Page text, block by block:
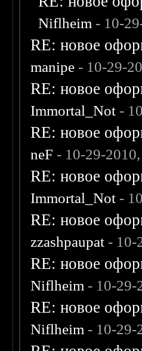
Niflheim - 10-
RE: новое
manipe - 10-29-
RE: новое
Immortal_Not -
RE: новое
neF - 10-29-
RE: новое
Immortal_Not -
RE: новое
zzashpaupat - 10-
RE: новое
Niflheim - 10-29-
RE: новое
Niflheim - 10-29-